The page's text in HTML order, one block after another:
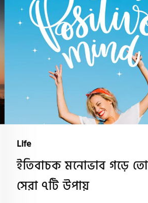
Life
ইতিবাচক মনোভাব গড়ে
সেরা ৭টি উপায়